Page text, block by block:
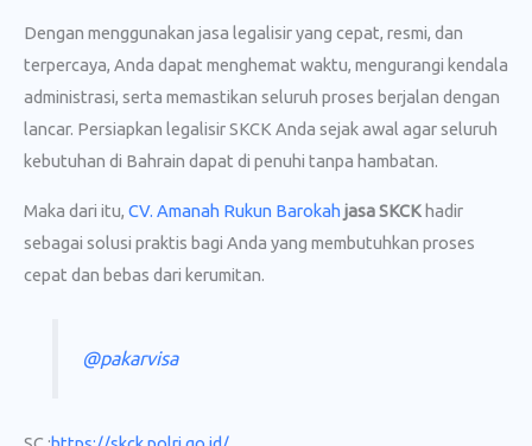
Dengan menggunakan jasa legalisir yang cepat, resmi, dan
terpercaya, Anda dapat menghemat waktu, mengurangi kendala
administrasi, serta memastikan seluruh proses berjalan dengan
lancar. Persiapkan legalisir SKCK Anda sejak awal agar seluruh
kebutuhan di Bahrain dapat di penuhi tanpa hambatan.
Maka dari itu, CV. Amanah Rukun Barokah jasa SKCK hadir
sebagai solusi praktis bagi Anda yang membutuhkan proses
cepat dan bebas dari kerumitan.
@pakarvisa